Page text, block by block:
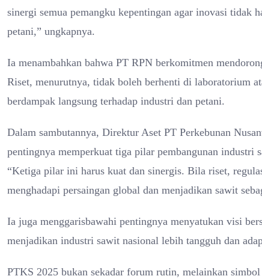
sinergi semua pemangku kepentingan agar inovasi tidak
petani,” ungkapnya.
Ia menambahkan bahwa PT RPN berkomitmen
Riset, menurutnya, tidak boleh berhenti di laboratorium
berdampak langsung terhadap industri dan petani.
Dalam sambutannya, Direktur Aset PT Perkebunan
pentingnya memperkuat tiga pilar pembangunan industri
“Ketiga pilar ini harus kuat dan sinergis. Bila riset,
menghadapi persaingan global dan menjadikan sawit
Ia juga menggarisbawahi pentingnya menyatukan visi
menjadikan industri sawit nasional lebih tangguh dan
PTKS 2025 bukan sekadar forum rutin, melainkan